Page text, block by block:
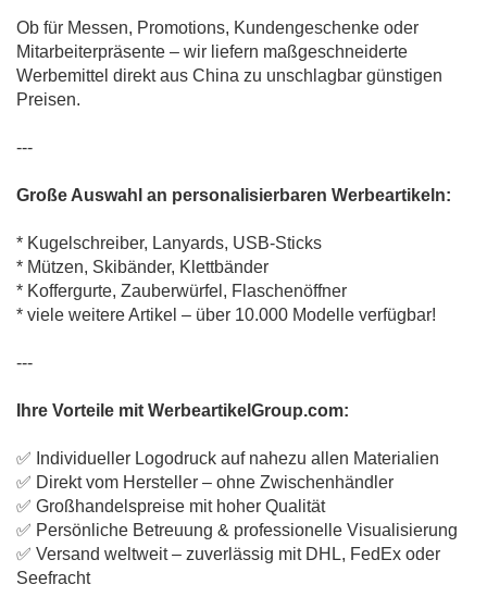
Ob für Messen, Promotions, Kundengeschenke oder
Mitarbeiterpräsente – wir liefern maßgeschneiderte
Werbemittel direkt aus China zu unschlagbar günstigen
Preisen.
---
Große Auswahl an personalisierbaren Werbeartikeln:
* Kugelschreiber, Lanyards, USB-Sticks
* Mützen, Skibänder, Klettbänder
* Koffergurte, Zauberwürfel, Flaschenöffner
* viele weitere Artikel – über 10.000 Modelle verfügbar!
---
Ihre Vorteile mit WerbeartikelGroup.com:
✅ Individueller Logodruck auf nahezu allen Materialien
✅ Direkt vom Hersteller – ohne Zwischenhändler
✅ Großhandelspreise mit hoher Qualität
✅ Persönliche Betreuung & professionelle Visualisierung
✅ Versand weltweit – zuverlässig mit DHL, FedEx oder
Seefracht